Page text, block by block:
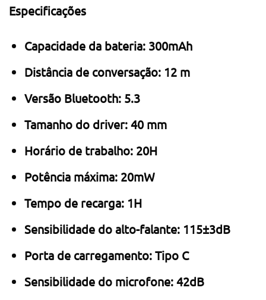
Especificações
Capacidade da bateria: 300mAh
Distância de conversação: 12 m
Versão Bluetooth: 5.3
Tamanho do driver: 40 mm
Horário de trabalho: 20H
Potência máxima: 20mW
Tempo de recarga: 1H
Sensibilidade do alto-falante: 115±3dB
Porta de carregamento: Tipo C
Sensibilidade do microfone: 42dB